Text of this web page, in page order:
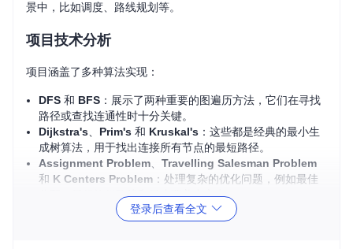
景中，比如调度、路线规划等。
项目技术分析
项目涵盖了多种算法实现：
DFS 和 BFS ：展示了两种重要的图遍历方法，它们在寻找
路径或查找连通性时十分关键。
Dijkstra's
Prim's 和 Kruskal's ：这些都是经典的最小生
成树算法，用于找出连接所有节点的最短路径。
Assignment Problem
Travelling Salesman Problem
和 K Centers Problem ：处理复杂的优化问题，例如最佳
分配、最优旅行路线和最小覆盖中心点。
Graph Coloring Problem：探讨了图的染色问题，找出最
登录后查看全文